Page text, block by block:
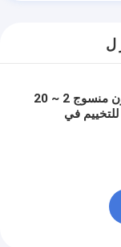
ل
حبل مضفر ملون منسوج 2 ~ 20
في